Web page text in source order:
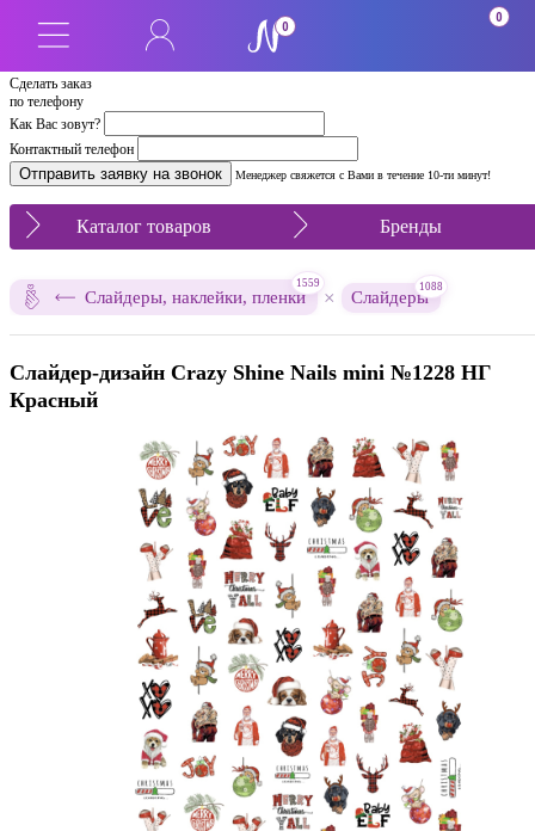
Сделать заказ
по телефону
Как Вас зовут?
Контактный телефон
Менеджер свяжется с Вами в течение 10-ти минут!
0
0
Каталог товаров Бренды
Слайдеры, наклейки, пленки
1559
× Слайдеры
1088
Слайдер-дизайн Crazy Shine Nails mini №1228 НГ
Красный